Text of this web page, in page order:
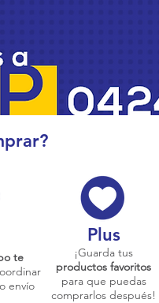
te
envío
Plus
¡Guarda tus
productos favoritos
para que puedas
comprarlos después!